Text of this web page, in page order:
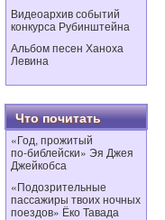
Видеоархив событий
конкурса Рубинштейна
Альбом песен Ханоха
Левина
Что почитать
«Год, прожитый
по‑библейски» Эя Джея
Джейкобса
«Подозрительные
пассажиры твоих ночных
поездов» Ёко Тавада